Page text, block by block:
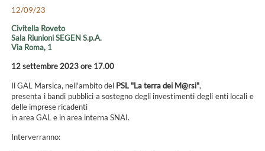
12/09/23
Civitella Roveto
Sala Riunioni SEGEN S.p.A.
Via Roma, 1
12 settembre 2023 ore 17.00
Il GAL Marsica, nell'ambito del PSL "La terra dei M@rsi",
presenta i bandi pubblici a sostegno degli investimenti degli enti locali e
delle imprese ricadenti
in area GAL e in area interna SNAI.
Interverranno: